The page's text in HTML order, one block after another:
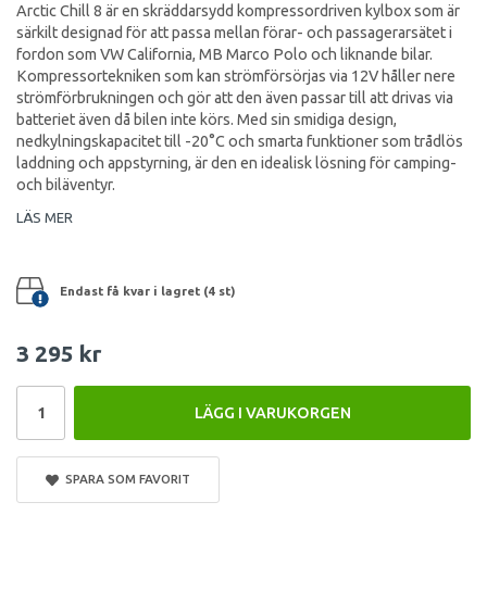
Arctic Chill 8 är en skräddarsydd kompressordriven kylbox som är
särkilt designad för att passa mellan förar- och passagerarsätet i
fordon som VW California, MB Marco Polo och liknande bilar.
Kompressortekniken som kan strömförsörjas via 12V håller nere
strömförbrukningen och gör att den även passar till att drivas via
batteriet även då bilen inte körs. Med sin smidiga design,
nedkylningskapacitet till -20°C och smarta funktioner som trådlös
laddning och appstyrning, är den en idealisk lösning för camping-
och biläventyr.
LÄS MER
Endast få kvar i lagret (4 st)
3 295 kr
LÄGG I VARUKORGEN
SPARA SOM FAVORIT